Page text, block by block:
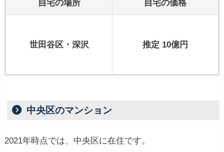
自宅の場所 自宅の価格
世田谷区・深沢 推定 10億円
中央区のマンション
2021年時点では、中央区に在住です。